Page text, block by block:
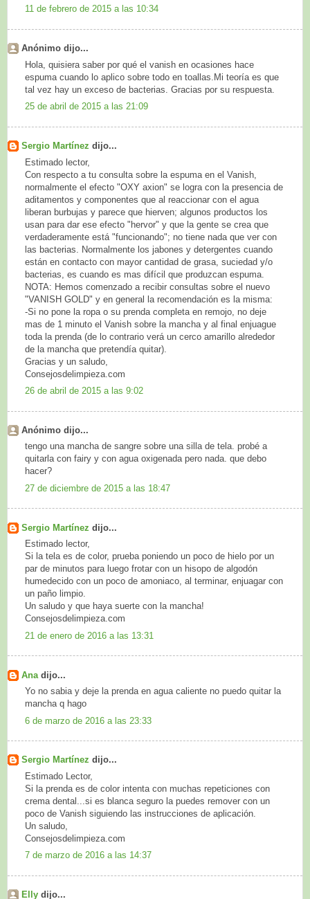
11 de febrero de 2015 a las 10:34
Anónimo dijo...
Hola, quisiera saber por qué el vanish en ocasiones hace
espuma cuando lo aplico sobre todo en toallas.Mi teoría es que
tal vez hay un exceso de bacterias. Gracias por su respuesta.
25 de abril de 2015 a las 21:09
Sergio Martínez dijo...
Estimado lector,
Con respecto a tu consulta sobre la espuma en el Vanish,
normalmente el efecto "OXY axion" se logra con la presencia de
aditamentos y componentes que al reaccionar con el agua
liberan burbujas y parece que hierven; algunos productos los
usan para dar ese efecto "hervor" y que la gente se crea que
verdaderamente está "funcionando"; no tiene nada que ver con
las bacterias. Normalmente los jabones y detergentes cuando
están en contacto con mayor cantidad de grasa, suciedad y/o
bacterias, es cuando es mas difícil que produzcan espuma.
NOTA: Hemos comenzado a recibir consultas sobre el nuevo
"VANISH GOLD" y en general la recomendación es la misma:
-Si no pone la ropa o su prenda completa en remojo, no deje
mas de 1 minuto el Vanish sobre la mancha y al final enjuague
toda la prenda (de lo contrario verá un cerco amarillo alrededor
de la mancha que pretendía quitar).
Gracias y un saludo,
Consejosdelimpieza.com
26 de abril de 2015 a las 9:02
Anónimo dijo...
tengo una mancha de sangre sobre una silla de tela. probé a
quitarla con fairy y con agua oxigenada pero nada. que debo
hacer?
27 de diciembre de 2015 a las 18:47
Sergio Martínez dijo...
Estimado lector,
Si la tela es de color, prueba poniendo un poco de hielo por un
par de minutos para luego frotar con un hisopo de algodón
humedecido con un poco de amoniaco, al terminar, enjuagar con
un paño limpio.
Un saludo y que haya suerte con la mancha!
Consejosdelimpieza.com
21 de enero de 2016 a las 13:31
Ana dijo...
Yo no sabia y deje la prenda en agua caliente no puedo quitar la
mancha q hago
6 de marzo de 2016 a las 23:33
Sergio Martínez dijo...
Estimado Lector,
Si la prenda es de color intenta con muchas repeticiones con
crema dental...si es blanca seguro la puedes remover con un
poco de Vanish siguiendo las instrucciones de aplicación.
Un saludo,
Consejosdelimpieza.com
7 de marzo de 2016 a las 14:37
Elly dijo...